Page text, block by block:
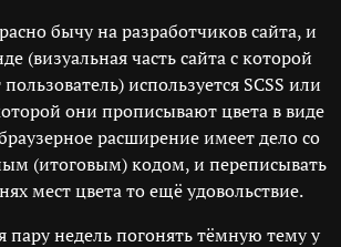
бычу на разработчиков сайта, и
(визуальная часть сайта с которой
используется SCSS или
они прописывают цвета в виде
расширение имеет дело со
(итоговым) кодом, и переписывать
мест цвета то ещё удовольствие.
пару недель погонять тёмную тему у